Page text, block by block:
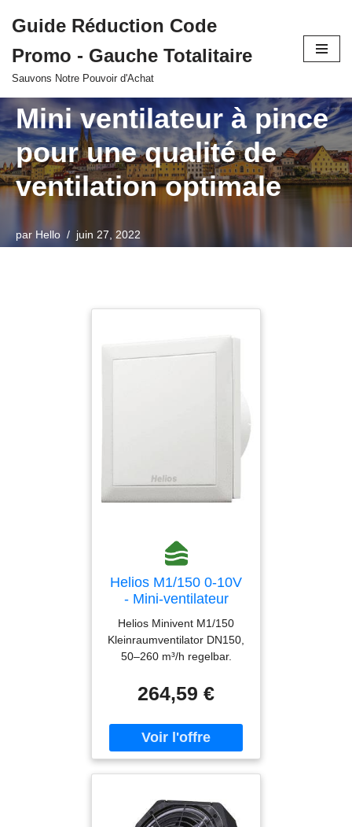
au
contenu
Guide Réduction Code
Promo - Gauche Totalitaire
Sauvons Notre Pouvoir d'Achat
Mini ventilateur à pince
pour une qualité de
ventilation optimale
par Hello juin 27, 2022
Helios M1/150 0-10V
- Mini-ventilateur
DN150 réglable 0-10V
- 06044
Helios Minivent M1/150
Kleinraumventilator DN150,
50–260 m³/h regelbar.
ideal für Bad und WC. Jetzt
entdecken.
264,59 €